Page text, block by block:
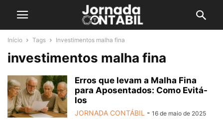
Início Tags Investimentos malha fina
investimentos malha fina
Erros que levam a Malha Fina
para Aposentados: Como Evitá-
los
JORNADA CONTÁBIL - 16 de maio de 2025